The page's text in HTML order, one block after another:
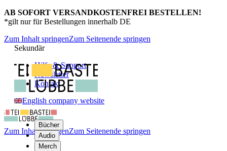
AB SOFORT VERSANDKOSTENFREI BESTELLEN!
*gilt nur für Bestellungen innerhalb DE
Zum Inhalt springenZum Seitenende springen
Sekundär
Hilfe & Support
Newsletter
Kontakt
English company website
Bücher
Audio
Merch
Zum Inhalt springenZum Seitenende springen